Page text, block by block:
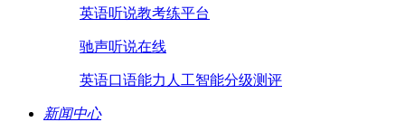
英语听说教考练平台
驰声听说在线
英语口语能力人工智能分级测评
新闻中心